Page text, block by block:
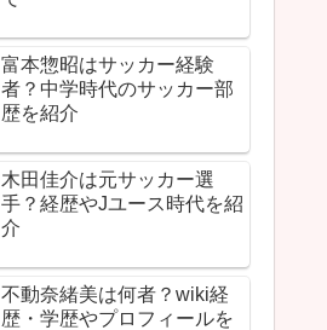
富本惣昭はサッカー経験
者？中学時代のサッカー部
歴を紹介
木田佳介は元サッカー選
手？経歴やJユース時代を紹
介
不動奈緒美は何者？wiki経
歴・学歴やプロフィールを